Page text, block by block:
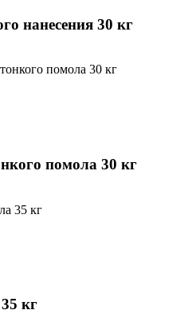
нанесения 30 кг
помола 30 кг
кг